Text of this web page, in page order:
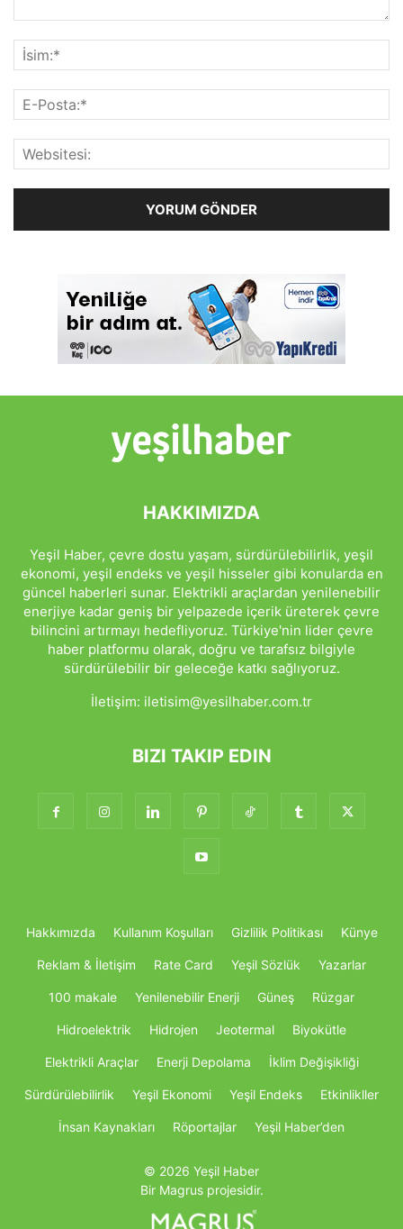
HAKKIMIZDA
Yeşil Haber, çevre dostu yaşam, sürdürülebilirlik, yeşil
ekonomi, yeşil endeks ve yeşil hisseler gibi konularda en
güncel haberleri sunar. Elektrikli araçlardan yenilenebilir
enerjiye kadar geniş bir yelpazede içerik üreterek çevre
bilincini artırmayı hedefliyoruz. Türkiye'nin lider çevre
haber platformu olarak, doğru ve tarafsız bilgiyle
sürdürülebilir bir geleceğe katkı sağlıyoruz.
İletişim: iletisim@yesilhaber.com.tr
BIZI TAKIP EDIN
Hakkımızda Kullanım Koşulları Gizlilik Politikası Künye
Reklam & İletişim Rate Card Yeşil Sözlük Yazarlar
100 makale Yenilenebilir Enerji Güneş Rüzgar
Hidroelektrik Hidrojen Jeotermal Biyokütle
Elektrikli Araçlar Enerji Depolama İklim Değişikliği
Sürdürülebilirlik Yeşil Ekonomi Yeşil Endeks Etkinlikller
İnsan Kaynakları Röportajlar Yeşil Haber’den
© 2026 Yeşil Haber
Bir Magrus projesidir.